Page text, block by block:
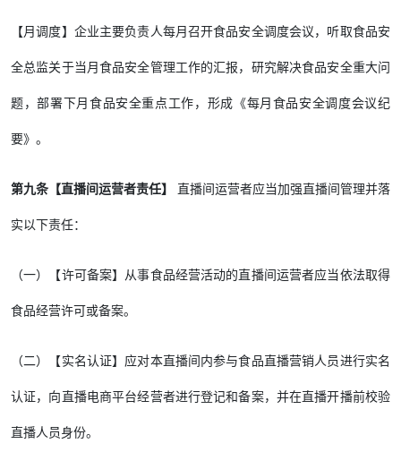
【月调度】企业主要负责人每月召开食品安全调度会议，听取食品安
全总监关于当月食品安全管理工作的汇报，研究解决食品安全重大问
题，部署下月食品安全重点工作，形成《每月食品安全调度会议纪
要》。
第九条【直播间运营者责任】 直播间运营者应当加强直播间管理并落
实以下责任：
（一）【许可备案】从事食品经营活动的直播间运营者应当依法取得
食品经营许可或备案。
（二）【实名认证】应对本直播间内参与食品直播营销人员进行实名
认证，向直播电商平台经营者进行登记和备案，并在直播开播前校验
直播人员身份。